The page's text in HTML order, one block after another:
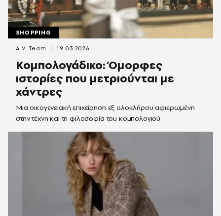
SHOPPING
Κομπολογάδικο: Όμορφες
ιστορίες που μετριούνται με
χάντρες
Μια οικογενειακή επιχείρηση εξ ολοκλήρου αφιερωμένη
στην τέχνη και τη φιλοσοφία του κομπολογιού
A.V. Team 19.03.2026